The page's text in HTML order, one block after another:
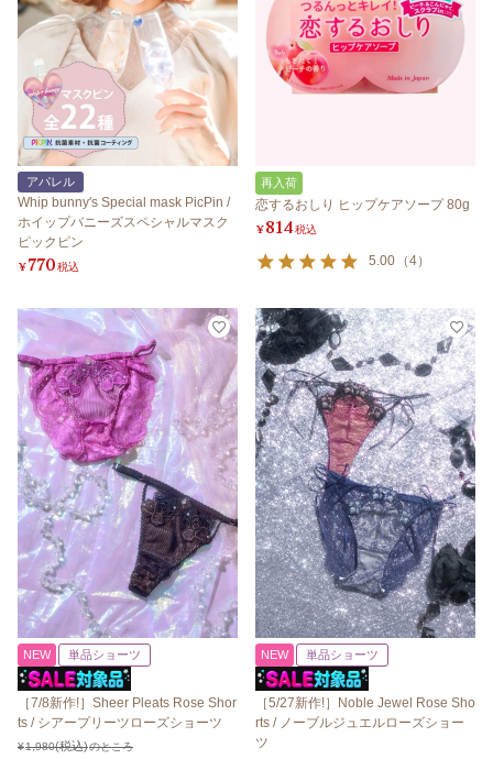
アパレル
Whip bunny's Special mask PicPin /
ホイップバニーズスペシャルマスク
ピックピン
¥770税込
再入荷
恋するおしり ヒップケアソープ 80g
¥814税込
5.00 （4）
NEW 単品ショーツ
［7/8新作!］Sheer Pleats Rose Shor
ts / シアープリーツローズショーツ
¥1,980 のところ
NEW 単品ショーツ
［5/27新作!］Noble Jewel Rose Sho
rts / ノーブルジュエルローズショー
ツ